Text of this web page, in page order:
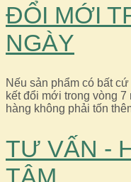
ĐỔI MỚI
NGÀY
Nếu sản phẩm có bất
kết đổi mới trong vòng
hàng không phải tốn
TƯ VẤN -
TÂM